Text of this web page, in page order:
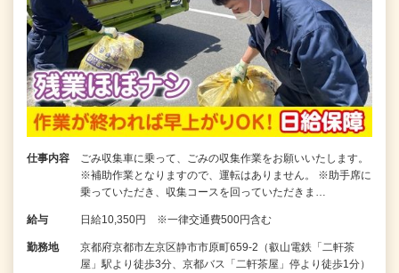
仕事内容
ごみ収集車に乗って、ごみの収集作業をお願いいたします。
※補助作業となりますので、運転はありません。 ※助手席に
乗っていただき、収集コースを回っていただきま…
給与 日給10,350円 ※一律交通費500円含む
勤務地
京都府京都市左京区静市市原町659-2（叡山電鉄「二軒茶
屋」駅より徒歩3分、京都バス「二軒茶屋」停より徒歩1分）